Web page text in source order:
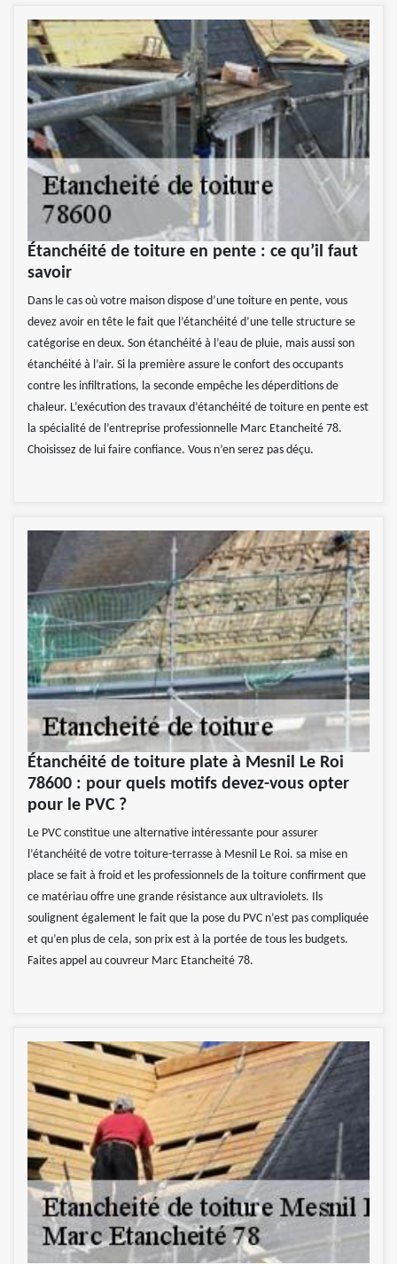
Étanchéité de toiture en pente : ce qu’il faut
savoir
Dans le cas où votre maison dispose d’une toiture en pente, vous
devez avoir en tête le fait que l’étanchéité d’une telle structure se
catégorise en deux. Son étanchéité à l’eau de pluie, mais aussi son
étanchéité à l’air. Si la première assure le confort des occupants
contre les infiltrations, la seconde empêche les déperditions de
chaleur. L’exécution des travaux d’étanchéité de toiture en pente est
la spécialité de l’entreprise professionnelle Marc Etancheité 78.
Choisissez de lui faire confiance. Vous n’en serez pas déçu.
Étanchéité de toiture plate à Mesnil Le Roi
78600 : pour quels motifs devez-vous opter
pour le PVC ?
Le PVC constitue une alternative intéressante pour assurer
l’étanchéité de votre toiture-terrasse à Mesnil Le Roi. sa mise en
place se fait à froid et les professionnels de la toiture confirment que
ce matériau offre une grande résistance aux ultraviolets. Ils
soulignent également le fait que la pose du PVC n’est pas compliquée
et qu’en plus de cela, son prix est à la portée de tous les budgets.
Faites appel au couvreur Marc Etancheité 78.